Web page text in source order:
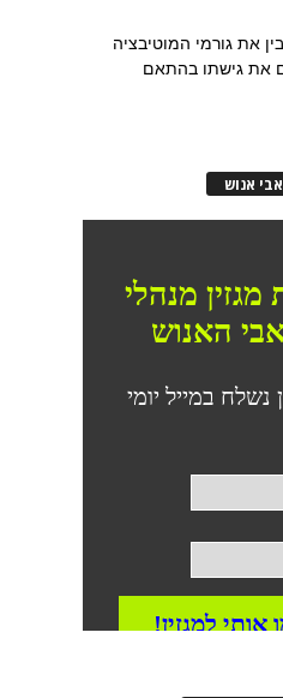
את גורמי המוטיבציה
את גישתו בהתאם
אנוש